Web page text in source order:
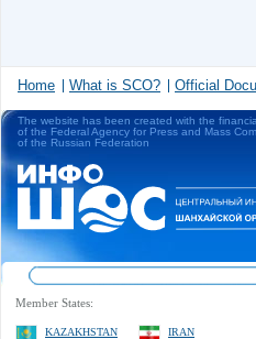
Home What is SCO? Official
The website has been created with the
of the Federal Agency for Press and Mass
of the Russian Federation
Member States:
KAZAKHSTAN
IRAN